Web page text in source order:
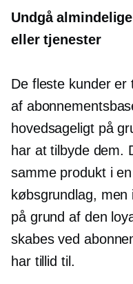
Undgå
eller tjenester
De fleste kunder er
af
hovedsageligt på
har at tilbyde dem.
samme produkt i
købsgrundlag,
på grund af den
skabes ved
har tillid til.